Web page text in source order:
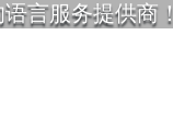
言服务提供商！